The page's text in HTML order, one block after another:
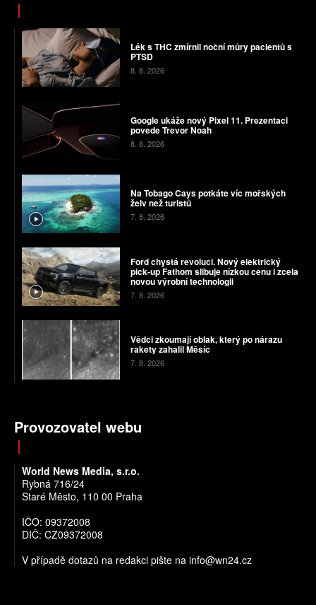
Lék s THC zmírnil noční můry pacientů s
PTSD
8. 8. 2026
Google ukáže nový Pixel 11. Prezentaci
povede Trevor Noah
8. 8. 2026
Na Tobago Cays potkáte víc mořských
želv než turistů
7. 8. 2026
Ford chystá revoluci. Nový elektrický
pick-up Fathom slibuje nízkou cenu i zcela
novou výrobní technologii
7. 8. 2026
Vědci zkoumají oblak, který po nárazu
rakety zahalil Měsíc
7. 8. 2026
Provozovatel webu
World News Media, s.r.o.
Rybná 716/24
Staré Město, 110 00 Praha
IČO: 09372008
DIČ: CZ09372008
V případě dotazů na redakci pište na info@wn24.cz